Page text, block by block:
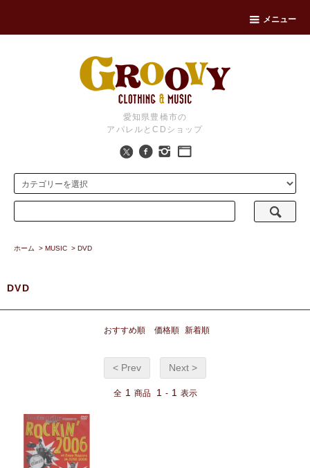
メニュー
愛知県豊橋市の
アパレルとCDショップ
ホーム > MUSIC > DVD
DVD
おすすめ順 価格順 新着順
< Prev Next >
全 1 商品 1 - 1 表示